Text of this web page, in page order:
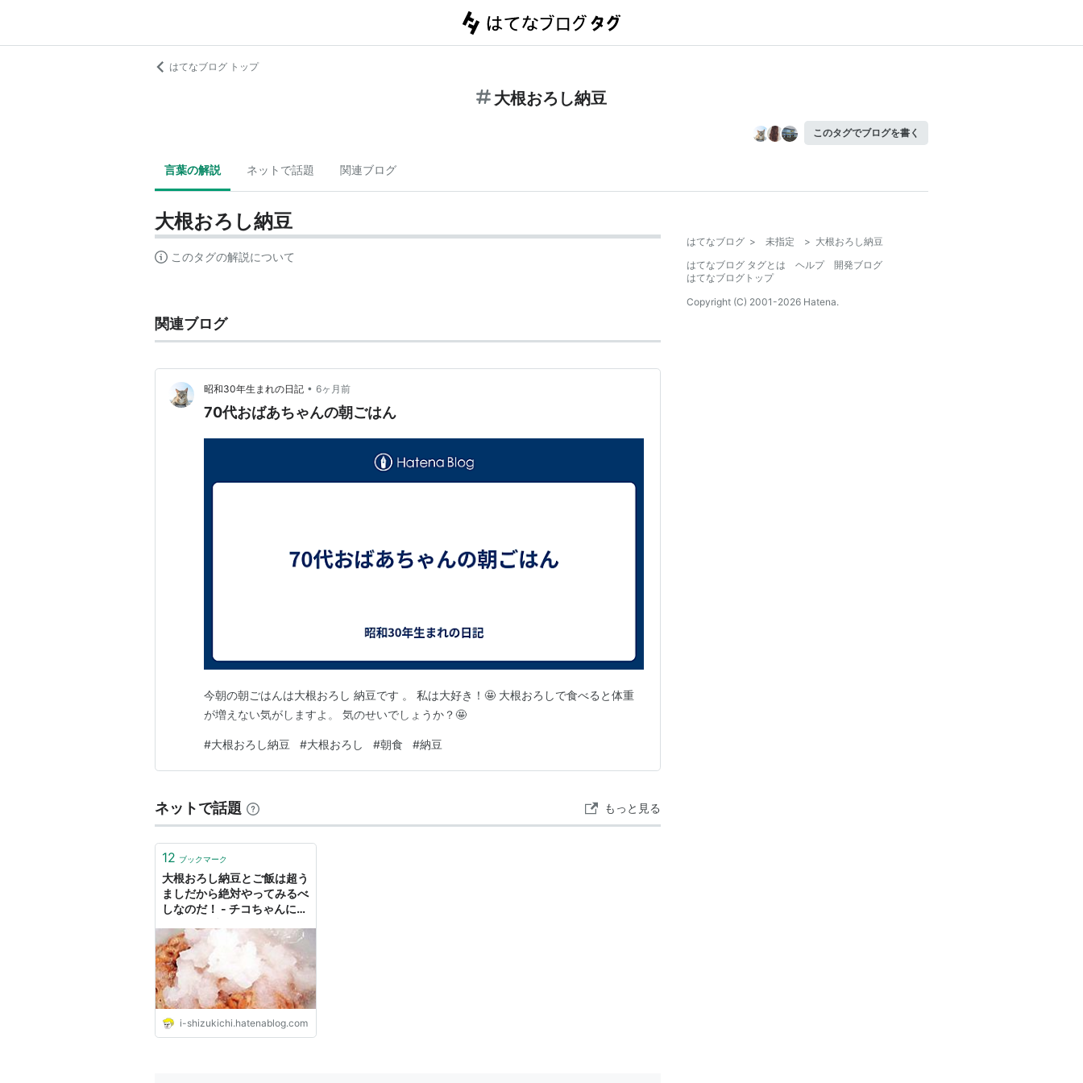
はてなブログ トップ
大根おろし納豆
このタグでブログを書く
言葉の解説 ネットで話題 関連ブログ
大根おろし納豆
このタグの解説について
関連ブログ
昭和30年生まれの日記 • 6ヶ月前
70代おばあちゃんの朝ごはん
今朝の朝ごはんは大根おろし 納豆です 。 私は大好き！🤩 大根おろしで食べると体重
が増えない気がしますよ。 気のせいでしょうか？🤩
#大根おろし納豆 #大根おろし #朝食 #納豆
ネットで話題 もっと見る
12 ブックマーク
大根おろし納豆とご飯は超う
ましだから絶対やってみるべ
しなのだ！ - チコちゃんに叱
i-shizukichi.hatenablog.com
はてなブログ > 未指定 > 大根おろし納豆
はてなブログ タグとは
ヘルプ
開発ブログ
はてなブログトップ
Copyright (C) 2001-2026 Hatena.